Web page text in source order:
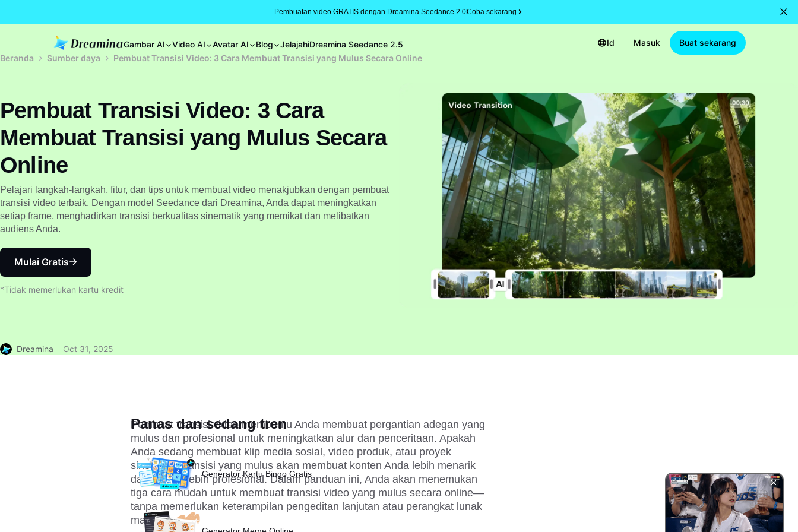
Pembuatan video GRATIS dengan Dreamina Seedance 2.0Coba sekarang
Gambar AI Video AI Avatar AI Blog JelajahiDreamina Seedance 2.5 Id Masuk
Buat sekarang
Beranda
Sumber daya Pembuat Transisi Video: 3 Cara Membuat Transisi yang Mulus Secara Online
Pembuat Transisi Video: 3 Cara
Membuat Transisi yang Mulus Secara
Online
Pelajari langkah-langkah, fitur, dan tips untuk membuat video menakjubkan dengan pembuat
transisi video terbaik. Dengan model Seedance dari Dreamina, Anda dapat meningkatkan
setiap frame, menghadirkan transisi berkualitas sinematik yang memikat dan melibatkan
audiens Anda.
Mulai Gratis
*Tidak memerlukan kartu kredit
Dreamina Oct 31, 2025
Pembuat transisi video membantu Anda membuat pergantian adegan yang
mulus dan profesional untuk meningkatkan alur dan penceritaan. Apakah
Anda sedang membuat klip media sosial, video produk, atau proyek
sinematik, transisi yang mulus akan membuat konten Anda lebih menarik
dan terlihat lebih profesional. Dalam panduan ini, Anda akan menemukan
tiga cara mudah untuk membuat transisi video yang mulus secara online—
tanpa memerlukan keterampilan pengeditan lanjutan atau perangkat lunak
mahal.
Panas dan sedang tren
Generator Kartu Bingo Gratis